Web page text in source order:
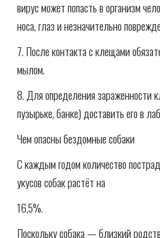
вирус может попасть в организм
носа, глаз и незначительно
7. После контакта с клещами
мылом.
8. Для определения зараженности
пузырьке, банке) доставить его в
Чем опасны бездомные собаки
С каждым годом количество
укусов собак растёт на
16,5%.
Поскольку собака — близкий